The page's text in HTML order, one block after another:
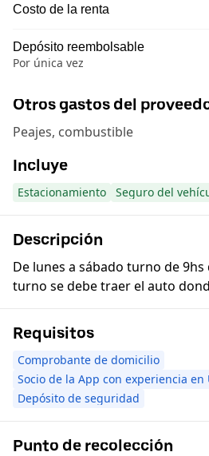
Costo de la renta
Depósito reembolsable
Por única vez
Otros gastos del
Peajes, combustible
Incluye
Estacionamiento Seguro del
Descripción
De lunes a sábado turno de
turno se debe traer el auto
Requisitos
Comprobante de domicilio
Socio de la App con experiencia en
Depósito de seguridad
Punto de recolección